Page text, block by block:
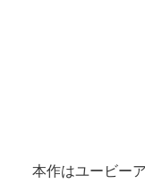
本作はユービー